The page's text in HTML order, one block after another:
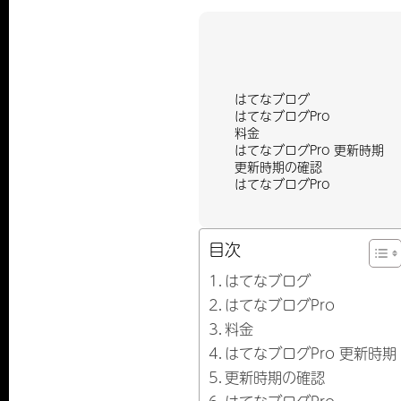
はてなブログ
はてなブログPro
料金
はてなブログPro 更新時期
更新時期の確認
はてなブログPro
目次
はてなブログ
はてなブログPro
料金
はてなブログPro 更新時期
更新時期の確認